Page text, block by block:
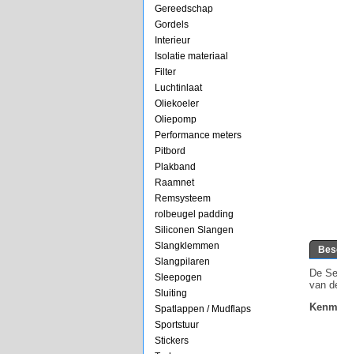
Gereedschap
Gordels
Interieur
Isolatie materiaal
Filter
Luchtinlaat
Oliekoeler
Oliepomp
Performance meters
Pitbord
Plakband
Raamnet
Remsysteem
rolbeugel padding
Siliconen Slangen
Slangklemmen
Slangpilaren
Sleepogen
Sluiting
Spatlappen / Mudflaps
Sportstuur
Stickers
De
van